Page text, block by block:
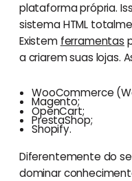
plataforma própria.
sistema HTML
Existem ferramentas
a criarem suas lojas.
WooCommerce
Magento;
OpenCart;
PrestaShop;
Shopify.
Diferentemente do
dominar